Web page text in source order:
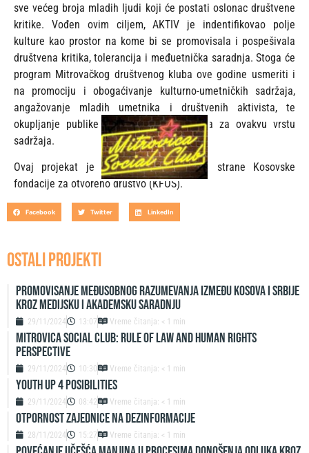
sve većeg broja mladih ljudi koji će postati oslonac društvene
kritike. Vođen ovim ciljem, AKTIV je indentifikovao polje
kulture kao prostor na kome bi se promovisala i pospešivala
društvena kritika, tolerancija i međuetnička saradnja. Stoga će
program Mitrovačkog društvenog kluba ove godine usmeriti i
na promociju i obogaćivanje kulturno-umetničkih sadržaja,
angažovanje mladih umetnika i društvenih aktivista, te
okupljanje publike koja je zainteresovana za ovakvu vrstu
sadržaja.
Ovaj projekat je finansijski podržan od strane Kosovske
fondacije za otvoreno društvo (KFOS).
Facebook Twitter LinkedIn
OSTALI PROJEKTI
Promovisanje međusobnog razumevanja između Kosova i Srbije
kroz medijsku i akademsku saradnju
29/11/2024 13:07 Vreme čitanja: < 1 min
Mitrovica Social Club: Rule of Law and Human Rights
Perspective
29/11/2024 10:30 Vreme čitanja: < 1 min
Youth up 4 Posibilities
29/11/2024 08:42 Vreme čitanja: < 1 min
Otpornost zajednice na dezinformacije
28/11/2024 15:27 Vreme čitanja: < 1 min